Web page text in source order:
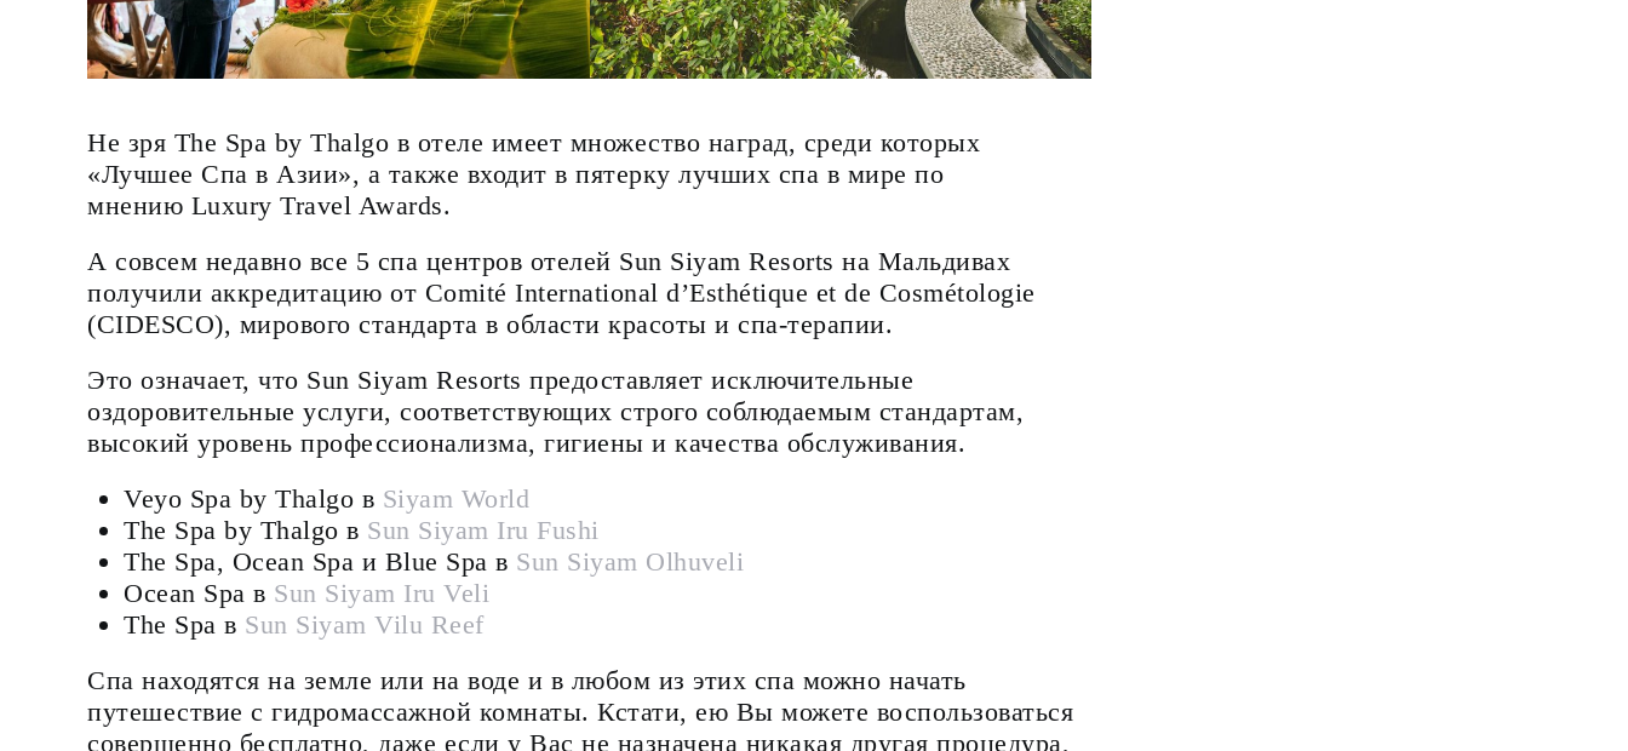
Не зря The Spa by Thalgo в отеле имеет множество наград, среди которых
«Лучшее Спа в Азии», а также входит в пятерку лучших спа в мире по
мнению Luxury Travel Awards.
А совсем недавно все 5 спа центров отелей Sun Siyam Resorts на Мальдивах
получили аккредитацию от Comité International d’Esthétique et de Cosmétologie
(CIDESCO), мирового стандарта в области красоты и спа-терапии.
Это означает, что Sun Siyam Resorts предоставляет исключительные
оздоровительные услуги, соответствующих строго соблюдаемым стандартам,
высокий уровень профессионализма, гигиены и качества обслуживания.
Veyo Spa by Thalgo в Siyam World
The Spa by Thalgo в Sun Siyam Iru Fushi
The Spa, Ocean Spa и Blue Spa в Sun Siyam Olhuveli
Ocean Spa в Sun Siyam Iru Veli
The Spa в Sun Siyam Vilu Reef
Спа находятся на земле или на воде и в любом из этих спа можно начать
путешествие с гидромассажной комнаты. Кстати, ею Вы можете воспользоваться
совершенно бесплатно, даже если у Вас не назначена никакая другая процедура,